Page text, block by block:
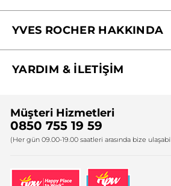
YVES ROCHER HAKKINDA
Yves Rocher Vakfı
YARDIM & İLETİŞİM
Bize Ulaşın
Firma Bilgileri
Müşteri Hizmetleri
0850 755 19 59
(Her gün 09.00-19.00 saatleri arasında bize